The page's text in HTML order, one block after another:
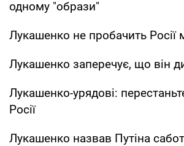
одному "образи"
Лукашенко не пробачить Росії
Лукашенко заперечує, що він
Лукашенко-урядові:
Росії
Лукашенко назвав Путіна